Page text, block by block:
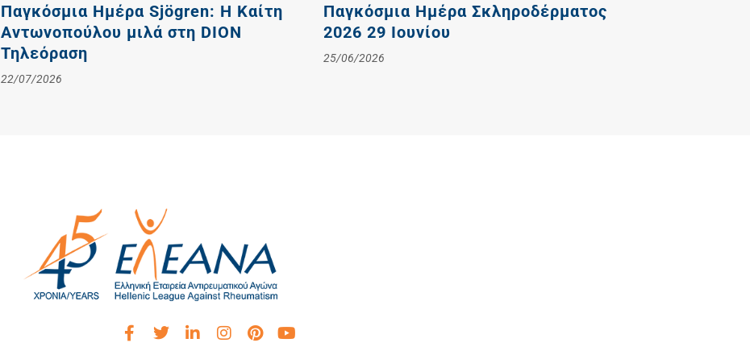
Παγκόσμια Ημέρα Sjögren: Η Καίτη
Αντωνοπούλου μιλά στη DION
Τηλεόραση
22/07/2026
Παγκόσμια Ημέρα Σκληροδέρματος
2026 29 Ιουνίου
25/06/2026